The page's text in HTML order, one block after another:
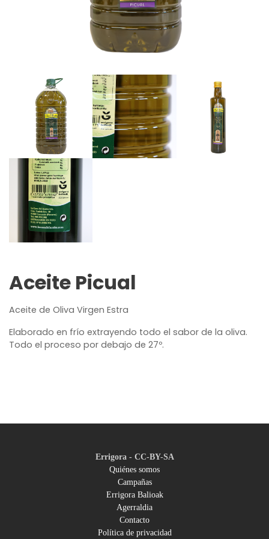
Aceite Picual
Aceite de Oliva Virgen Estra
Elaborado en frío extrayendo todo el sabor de la oliva.
Todo el proceso por debajo de 27º.
Footer
menu
Errigora - CC-BY-SA
Quiénes somos
Campañas
Errigora Balioak
Agerraldia
Contacto
Política de privacidad